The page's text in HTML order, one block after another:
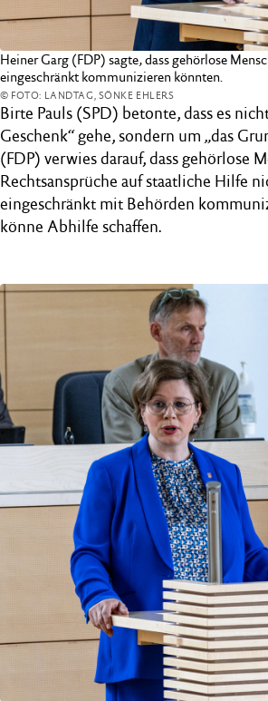
Heiner Garg (FDP) sagte, dass gehörlose
eingeschränkt kommunizieren könnten.
© FOTO: LANDTAG, SÖNKE EHLERS
Birte Pauls (SPD) betonte, dass es
Geschenk“ gehe, sondern um „das
(FDP) verwies darauf, dass gehörlose
Rechtsansprüche auf staatliche Hilfe
eingeschränkt mit Behörden
könne Abhilfe schaffen.